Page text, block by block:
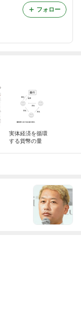
フォロー
実体経済を循環
する貨幣の量